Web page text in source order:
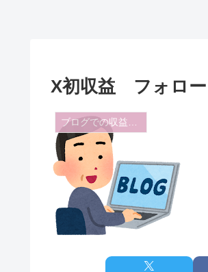
X初収益 フォロ
ブログでの収益・Xでの収益